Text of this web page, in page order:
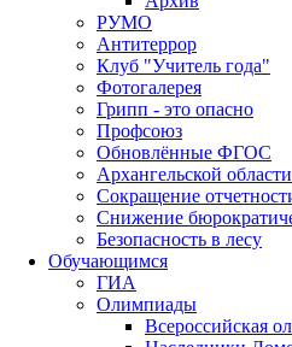
РУМО
Антитеррор
Клуб "Учитель года"
Фотогалерея
Грипп - это опасно
Профсоюз
Обновлённые ФГОС
Архангельской
Сокращение
Снижение
Безопасность в лесу
Обучающимся
ГИА
Олимпиады
Всероссийская